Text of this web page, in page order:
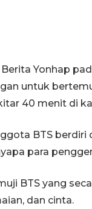
Yonhap
untuk
40 menit di
BTS
para
BTS yang
dan cinta.